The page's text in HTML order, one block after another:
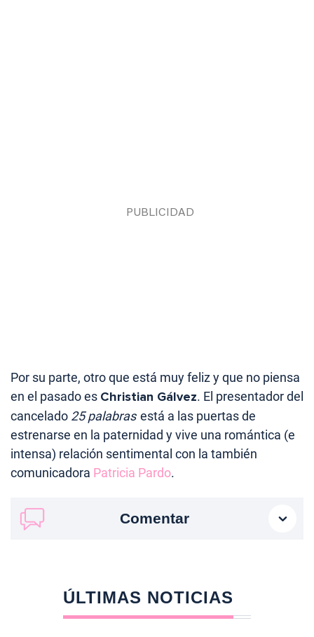
Por su parte, otro que está muy feliz y que no piensa
en el pasado es Christian Gálvez. El presentador del
cancelado 25 palabras está a las puertas de
estrenarse en la paternidad y vive una romántica (e
intensa) relación sentimental con la también
comunicadora Patricia Pardo.
Comentar
ÚLTIMAS NOTICIAS